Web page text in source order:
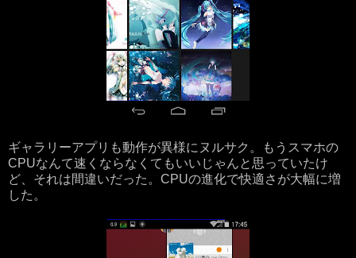
ギャラリーアプリも動作が異様にヌルサク。もうスマホの
CPUなんて速くならなくてもいいじゃんと思っていたけ
ど、それは間違いだった。CPUの進化で快適さが大幅に増
した。